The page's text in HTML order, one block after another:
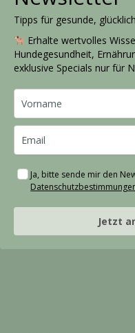
Tipps für gesunde,
Erhalte wertvolles
Hundegesundheit,
exklusive Specials nur für
Ja, bitte sende mir den
Jetzt